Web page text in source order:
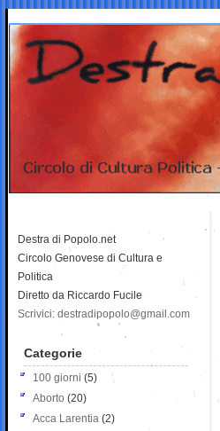
Destra di Popolo.net
Circolo Genovese di Cultura e
Politica
Diretto da Riccardo Fucile
Scrivici: destradipopolo@gmail.com
Categorie
100 giorni (5)
Aborto (20)
Acca Larentia (2)